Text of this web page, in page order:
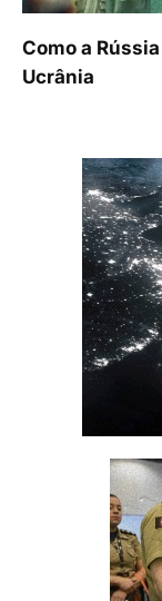
Como a
Ucrânia